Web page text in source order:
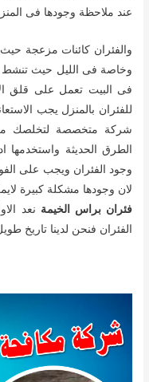
عند ملاحظة وجودها فى
والفئران كائنات مزعجة حيث
وخاصة فى الليل حيث تنشط
فى البيت تعمل على قلق
للفئران بالمنزل يجب
شركة متخصصة لتخلصك من
الطرق الحديثة
وجود الفئران ويجب على
لان وجودها مشكلة كبيرة
فئران براس الخيمة نعد
الفئران فنحن لدينا تاريخ